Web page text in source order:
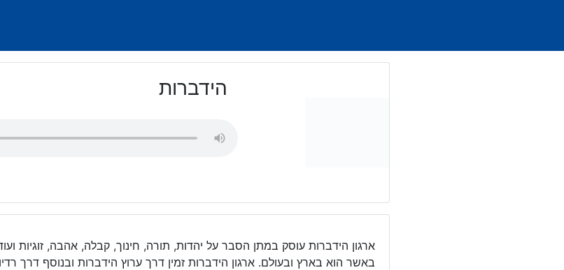
הידברות
ארגון הידברות עוסק במתן הסבר על יהדות, תורה, חינוך, קבלה, אהבה, זוגיות
באשר הוא בארץ ובעולם. ארגון הידברות זמין דרך ערוץ הידברות ובנוסף דרך